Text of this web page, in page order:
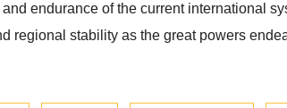
endurance of the current international
regional stability as the great powers